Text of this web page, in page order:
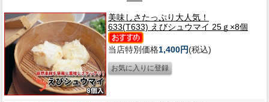
美味しさたっぷり大人気！
633(T633) えびシュウマイ 25ｇ×8個
当店特別価格1,400円(税込)